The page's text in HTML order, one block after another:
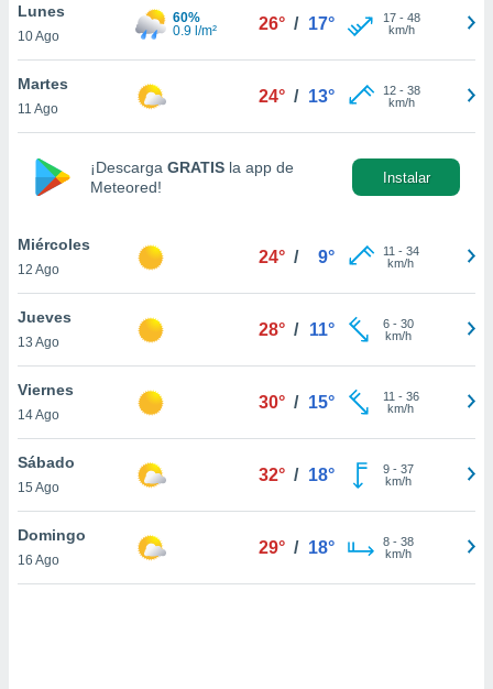
cookies
aceptar
En
sean
el sitio
se
o
aunque
Lunes
10 Ago
60%
0.9 l/m²
26° / 17° 17- 48
km/h
Martes
11 Ago
24° / 13° 12- 38
km/h
¡Descarga GRATIS la app de
Meteored!
Instalar
Miércoles
12 Ago
24° / 9° 11 - 34
km/h
Jueves
13 Ago
28° / 11° 6- 30
km/h
Viernes
14 Ago
30° / 15° 11 - 36
km/h
Sábado
15 Ago
32° / 18° 9- 37
km/h
Domingo
16 Ago
29° / 18° 8- 38
km/h